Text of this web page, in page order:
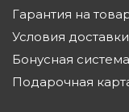
Гарантия на
Условия доставки
Бонусная система
Подарочная